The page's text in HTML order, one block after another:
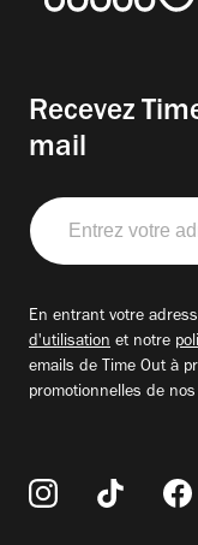
Recevez
mail
Entrez
votre
adresse
En entrant votre
d'utilisation et notre
emails de Time Out à
promotionnelles de